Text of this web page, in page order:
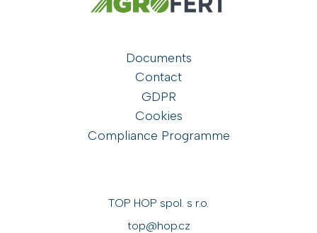
Documents
Contact
GDPR
Cookies
Compliance Programme
TOP HOP spol. s r.o.
top@hop.cz